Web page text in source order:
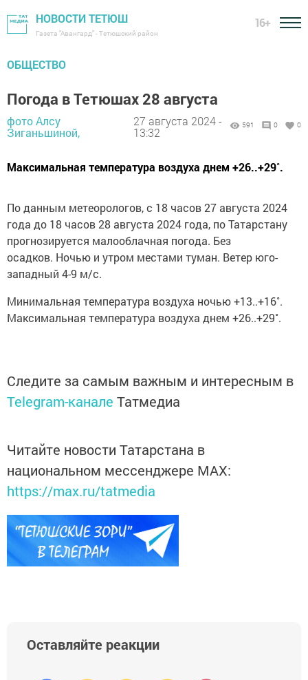
НОВОСТИ ТЕТЮШ
Газета "Авангард" - Тетюшский район
16+
ОБЩЕСТВО
Погода в Тетюшах 28 августа
фото Алсу
Зиганьшиной,
27 августа 2024 -
13:32
591 0 0
Максимальная температура воздуха днем +26..+29˚.
По данным метеорологов, с 18 часов 27 августа 2024
года до 18 часов 28 августа 2024 года, по Татарстану
прогнозируется малооблачная погода. Без
осадков. Ночью и утром местами туман. Ветер юго-
западный 4-9 м/с.
Минимальная температура воздуха ночью +13..+16˚.
Максимальная температура воздуха днем +26..+29˚.
Следите за самым важным и интересным в
Telegram-канале Татмедиа
Читайте новости Татарстана в
национальном мессенджере MАХ:
https://max.ru/tatmedia
Оставляйте реакции